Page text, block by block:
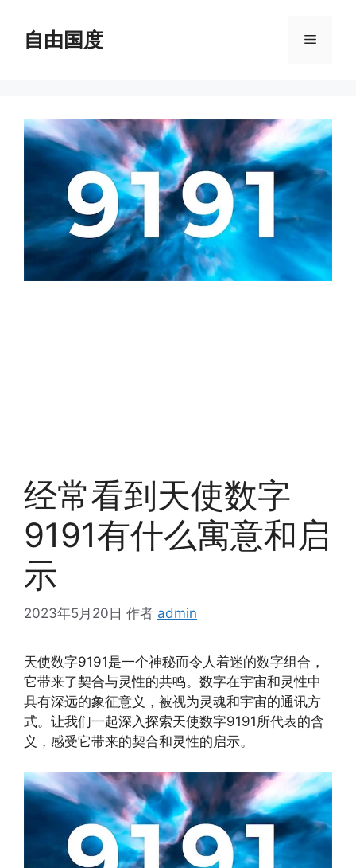
自由国度 菜
经常看到天使数字
9191有什么寓意和启
示
2023年5月20日 作者 admin
天使数字9191是一个神秘而令人着迷的数字组合，
它带来了契合与灵性的共鸣。数字在宇宙和灵性中
具有深远的象征意义，被视为灵魂和宇宙的通讯方
式。让我们一起深入探索天使数字9191所代表的含
义，感受它带来的契合和灵性的启示。